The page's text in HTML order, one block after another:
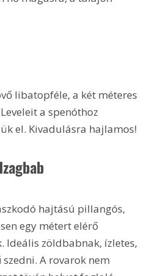
a spenóthoz
el. Kivadulásra hajlamos!
egy métert elérő
Ideális zöldbabnak, ízletes,
A rovarok nem